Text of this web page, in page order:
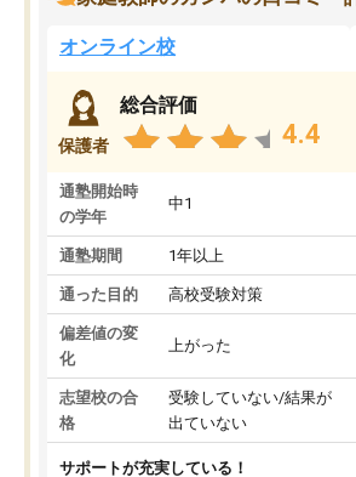
オンライン校
保護者
総合評価
4.4
通塾開始時
の学年
中1
通塾期間 1年以上
通った目的 高校受験対策
偏差値の変
化
上がった
志望校の合
格
受験していない/結果が
出ていない
サポートが充実している！